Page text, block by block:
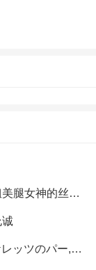
性感的美腿女神之乱伦绿帽,第7章 空姐美腿女神的丝袜足交
アジャラカモクレン ごじょう テケレッツのパー,【No. 42 Rube Goldberg Machine】十四